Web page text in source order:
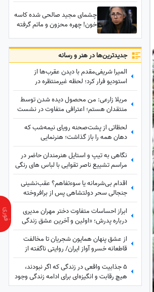
چشمای مجید صالحی شده کاسه
خون! چهره محزون و ماتم گرفته
صدف اسپهبدی، مریم مومن، ژاله
صامتی، نسرین مقانلو و...
جدید‌ترین‌ها در هنر و رسانه
المیرا شریفی‌مقدم با دیدن عقرب‌ها از
استودیو فرار کرد؛ لحظه غیرمنتظره در
«صبحانه ایرانی» + ویدئو
مریلا زارعی: من محصول دیده شدن توسط
منتقدان هستم؛ اعترافی متفاوت در نشست
خبری «موسی کلیم‌الله» + ویدئو
لحظاتی از پشت‌صحنه رویای نیمه‌شب که
دهان همه را باز گذاشت؛ هنرنمایی
حیرت‌انگیز و جانانه روزبه حصاری بدون
بدلکار!+ویدیو
نگاهی به تیپ و استایل هنرمندان حاضر در
مراسم تشییع ناصر تقوایی با لباس های رنگی
و سفید به سفارش همسر آن مرحوم/ محسن
شریفیان، شهاب حسینی، مارال بنی آدم،
ستاره اسکندری و...
اقدام بی‌شرمانه یا سوءتفاهم؟ عقب‌نشینی
جنجالی سحر دولتشاهی پس از برافروخته
شدن غضب عمومی در پی استوری «اذان»!
ابراز احساسات متفاوت دختر مهران مدیری
درباره پدرش؛ «اولین و آخرین عشق زندگی
من بابامه» + ویدئو
از عشق پنهان همایون شجریان تا مخالفت
قاطعانه خسرو آواز ایران/ روایتی ناگفته از
رویایی که در سایه موسیقی ماند!
5 جذابیت واقعی در زندگی که اگر نبودند،
هیچ رقابت و انگیزه‌ای برای ادامه زندگی وجود
نداشت! آخریش از همه مهم‌تره!